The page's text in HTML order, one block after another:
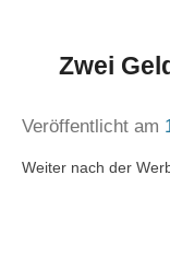
Zwei
Veröffentlicht am
Weiter nach der